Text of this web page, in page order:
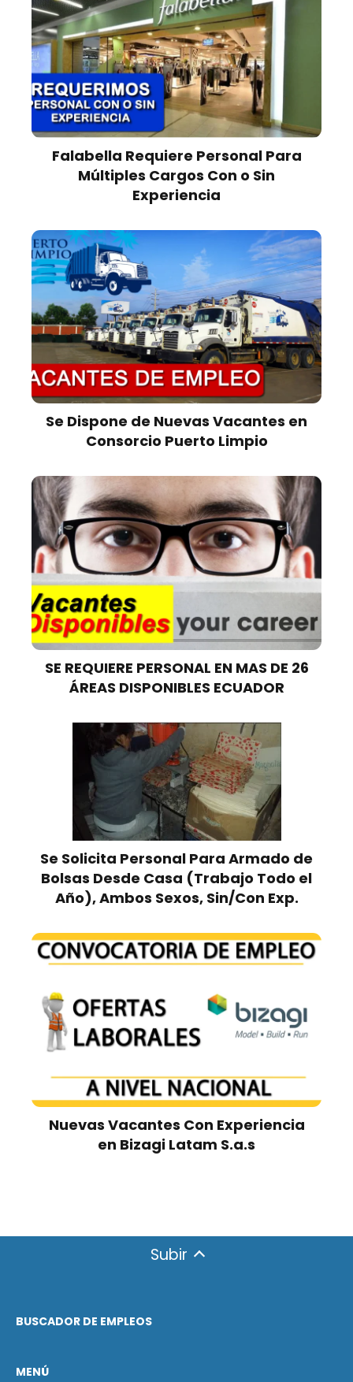
Falabella Requiere Personal Para
Múltiples Cargos Con o Sin
Experiencia
Se Dispone de Nuevas Vacantes en
Consorcio Puerto Limpio
SE REQUIERE PERSONAL EN MAS DE 26
ÁREAS DISPONIBLES ECUADOR
Se Solicita Personal Para Armado de
Bolsas Desde Casa (Trabajo Todo el
Año), Ambos Sexos, Sin/Con Exp.
Nuevas Vacantes Con Experiencia
en Bizagi Latam S.a.s
Subir
BUSCADOR DE EMPLEOS
MENÚ